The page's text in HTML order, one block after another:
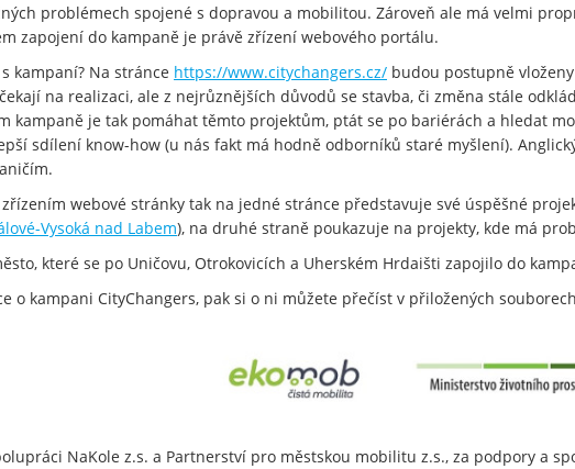
problémech spojené s dopravou a mobilitou. Zároveň ale má velmi
zapojení do kampaně je právě zřízení webového portálu.
kampaní? Na stránce https://www.citychangers.cz/ budou postupně
na realizaci, ale z nejrůznějších důvodů se stavba, či změna stále
kampaně je tak pomáhat těmto projektům, ptát se po bariérách a hledat
sdílení know-how (u nás fakt má hodně odborníků staré myšlení).
webové stránky tak na jedné stránce představuje své úspěšné
Vysoká nad Labem), na druhé straně poukazuje na projekty, kde má
které se po Uničovu, Otrokovicích a Uherském Hrdaišti zapojilo do
o kampani CityChangers, pak si o ni můžete přečíst v přiložených
NaKole z.s. a Partnerství pro městskou mobilitu z.s., za podpory a